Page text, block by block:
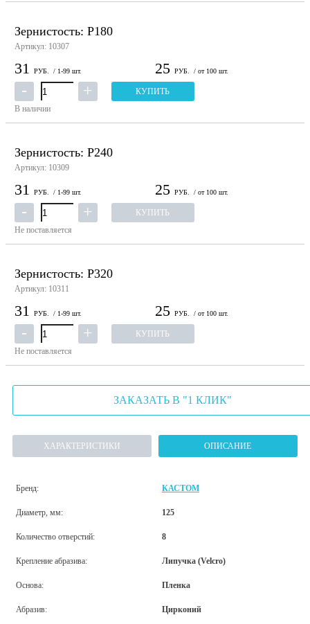
Зернистость: P180
Артикул: 10307
31 РУБ. / 1-99 шт. 25 РУБ. / от 100 шт.
КУПИТЬ
В наличии
Зернистость: P240
Артикул: 10309
31 РУБ. / 1-99 шт. 25 РУБ. / от 100 шт.
КУПИТЬ
Не поставляется
Зернистость: P320
Артикул: 10311
31 РУБ. / 1-99 шт. 25 РУБ. / от 100 шт.
КУПИТЬ
Не поставляется
ЗАКАЗАТЬ В "1 КЛИК"
ХАРАКТЕРИСТИКИ ОПИСАНИЕ
Бренд: КАСТОМ
Диаметр, мм: 125
Количество отверстий: 8
Крепление абразива: Липучка (Velcro)
Основа: Пленка
Абразив: Цирконий